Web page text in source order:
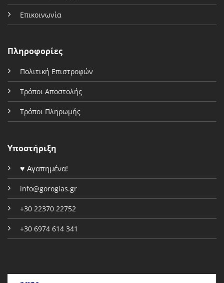
Επικοινωνία
Πληροφορίες
Πολιτική Επιστροφών
Τρόποι Αποστολής
Τρόποι Πληρωμής
Υποστήριξη
♥ Αγαπημένα!
info@gorogias.gr
+30 22370 22752
+30 6974 614 341